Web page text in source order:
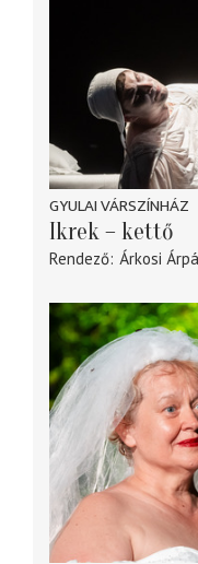
GYULAI VÁRSZÍNHÁZ
Ikrek – kettő
Rendező Árkosi